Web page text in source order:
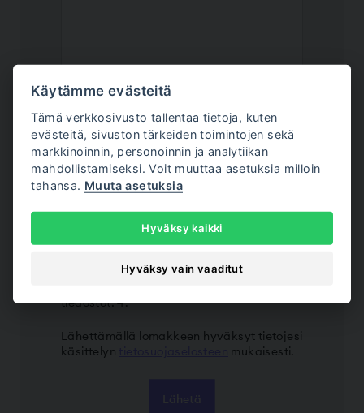
Pudota tiedostot tähän tai
Valitse tiedostot
tiedostot: 4.
Lähettämällä lomakkeen hyväksyt tietojesi
käsittelyn
mukaisesti.
Käytämme evästeitä
Tämä verkkosivusto tallentaa tietoja, kuten
evästeitä, sivuston tärkeiden toimintojen sekä
markkinoinnin, personoinnin ja analytiikan
mahdollistamiseksi. Voit muuttaa asetuksia milloin
tahansa. Muuta asetuksia
Hyväksy kaikki
Hyväksy vain vaaditut